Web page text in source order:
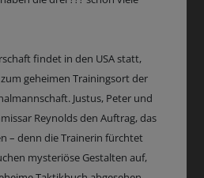
findet in den USA statt,
geheimen Trainingsort der
Justus, Peter und
Reynolds den Auftrag, das
– denn die Trainerin fürchtet
mysteriöse Gestalten auf,